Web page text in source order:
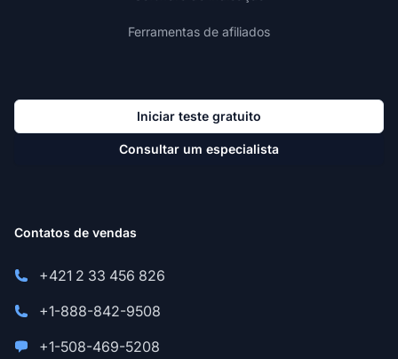
Ferramentas de afiliados
Iniciar teste gratuito
Consultar um especialista
Contatos de vendas
+421 2 33 456 826
+1-888-842-9508
+1-508-469-5208